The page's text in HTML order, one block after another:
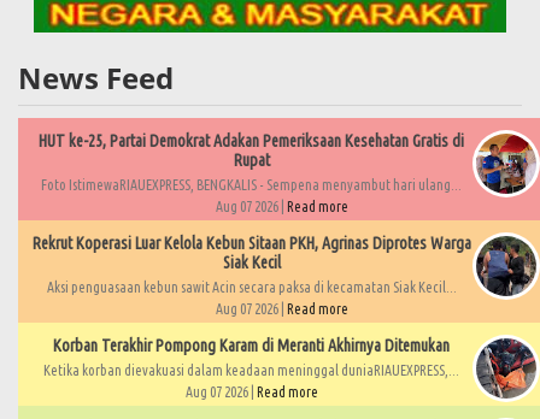
News Feed
HUT ke-25, Partai Demokrat Adakan Pemeriksaan Kesehatan Gratis di
Rupat
Foto IstimewaRIAUEXPRESS, BENGKALIS - Sempena menyambut hari ulang...
Aug 07 2026 | Read more
Rekrut Koperasi Luar Kelola Kebun Sitaan PKH, Agrinas Diprotes Warga
Siak Kecil
Aksi penguasaan kebun sawit Acin secara paksa di kecamatan Siak Kecil...
Aug 07 2026 | Read more
Korban Terakhir Pompong Karam di Meranti Akhirnya Ditemukan
Ketika korban dievakuasi dalam keadaan meninggal duniaRIAUEXPRESS,...
Aug 07 2026 | Read more